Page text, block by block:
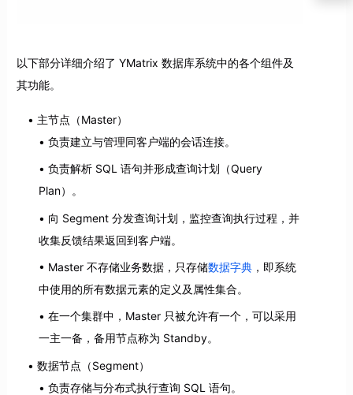
以下部分详细介绍了 YMatrix 数据库系统中的各个组件及
其功能。
主节点（Master）
负责建立与管理同客户端的会话连接。
负责解析 SQL 语句并形成查询计划（Query
Plan）。
向 Segment 分发查询计划，监控查询执行过程，并
收集反馈结果返回到客户端。
Master 不存储业务数据，只存储数据字典，即系统
中使用的所有数据元素的定义及属性集合。
在一个集群中，Master 只被允许有一个，可以采用
一主一备，备用节点称为 Standby。
数据节点（Segment）
负责存储与分布式执行查询 SQL 语句。